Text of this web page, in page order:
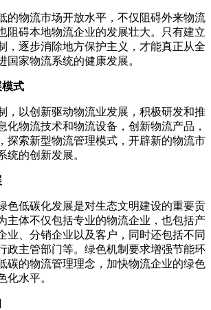
的物流市场开放水平，不仅阻碍外来物流
阻碍本地物流企业的发展壮大。只有建立
，逐步消除地方保护主义，才能真正从全
国家物流系统的健康发展。
式
，以创新驱动物流业发展，积极研发和推
化物流技术和物流设备，创新物流产品，
探索新型物流管理模式，开辟新的物流市
统的创新发展。
色低碳化发展是对生态文明建设的重要贡
主体不仅包括专业的物流企业，也包括产
业、分销企业以及客户，同时还包括不同
政主管部门等。绿色机制要求增强节能环
碳的物流管理理念，加快物流企业的绿色
化水平。